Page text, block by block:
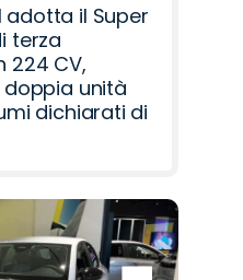
adotta il Super
terza
224 CV,
doppia unità
dichiarati di